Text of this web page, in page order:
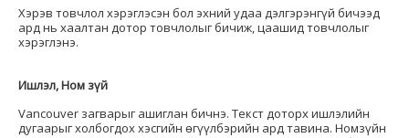
Хэрэв товчлол хэрэглэсэн бол эхний удаа дэлгэрэнгүй бичээд
ард нь хаалтан дотор товчлолыг бичиж, цаашид товчлолыг
хэрэглэнэ.
Ишлэл, Ном зүй
Vancouver загварыг ашиглан бичнэ. Текст доторх ишлэлийн
дугаарыг холбогдох хэсгийн өгүүлбэрийн ард тавина. Номзүйн